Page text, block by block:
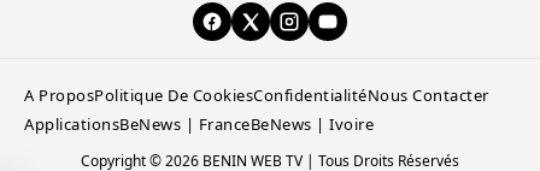
A ProposPolitique De CookiesConfidentialitéNous Contacter
ApplicationsBeNews | FranceBeNews | Ivoire
Copyright © 2026 BENIN WEB TV | Tous Droits Réservés